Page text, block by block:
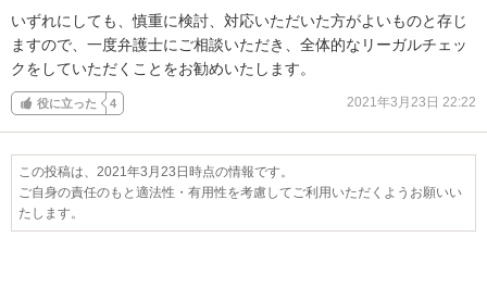
いずれにしても、慎重に検討、対応いただいた方がよいものと存じ
ますので、一度弁護士にご相談いただき、全体的なリーガルチェッ
クをしていただくことをお勧めいたします。
役に立った 4 2021年3月23日 22:22
この投稿は、2021年3月23日時点の情報です。
ご自身の責任のもと適法性・有用性を考慮してご利用いただくようお願いい
たします。